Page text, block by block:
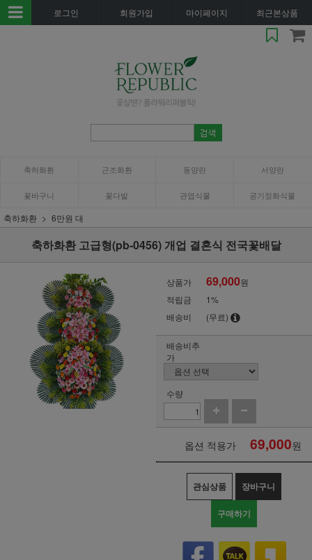
로그인 회원가입 마이페이지 최근본상품
축하화환 근조화환 동양란 서양란
꽃바구니 꽃다발 관엽식물 공기정화식물
축하화환 6만원 대
축하화환 고급형(pb-0456) 개업 결혼식 전국꽃배달
상품가 69,000원
적립금
1%
배송비
(무료)
배송비추
가
수량
옵션 적용가 69,000원
관심상품 장바구니
구매하기